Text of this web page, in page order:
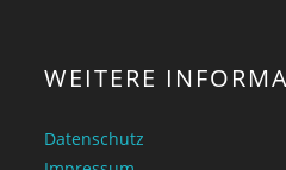
WEITERE
Datenschutz